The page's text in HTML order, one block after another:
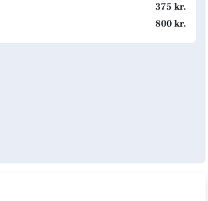
375 kr.
800 kr.